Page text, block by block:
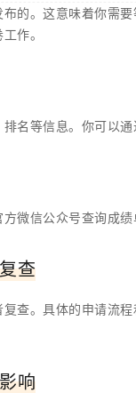
的。这意味着你需
作。
名等信息。你可以
微信公众号查询成
查
查。具体的申请流
响